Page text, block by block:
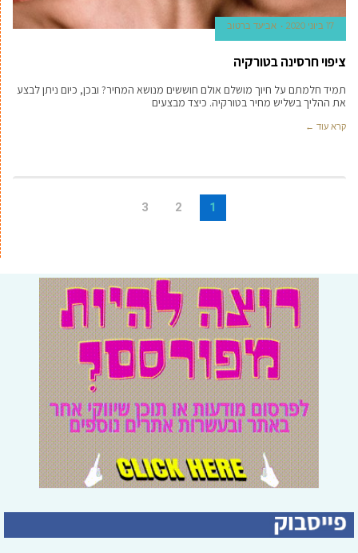
17 ביוני 2020 אביעד ברטוב
ציפוי חרסינה בטורקיה
תמיד חלמתם על חיוך מושלם אולם חוששים מנושא המחיר? ובכן, כיום ניתן לבצע
את ההליך בשליש מחיר בטורקיה. כיצד מבצעים
קרא עוד ←
1
2
3